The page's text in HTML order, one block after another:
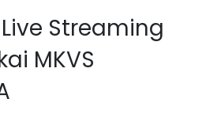
Streaming
MKVS